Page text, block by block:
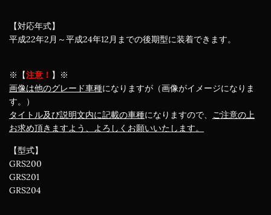
【対応年式】
平成22年2月～平成24年12月までの後期型に装着できます。
※【注意！ 】※
画像は他のグレード車種になりますが（画像がイメージになりま
す。）
タイトル及び説明文内に記載の車種になりますので、 ご注意の上
お求め頂きますよう、よろしくお願いいたします。
【型式】
GRS200
GRS201
GRS204